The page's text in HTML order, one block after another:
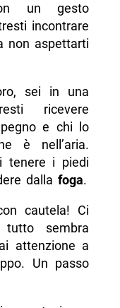
un gesto
incontrare
non aspettarti
sei in una
ricevere
e chi lo
è nell’aria.
tenere i piedi
dalla foga.
cautela! Ci
sembra
attenzione a
Un passo